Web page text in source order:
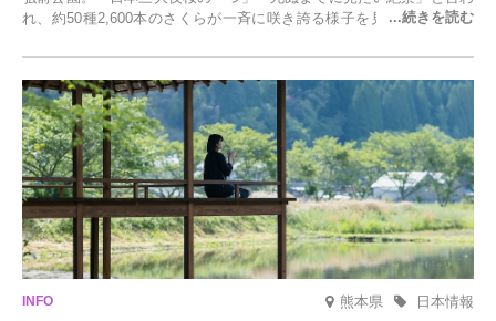
れ、約50種2,600本のさくらが一斉に咲き誇る様子を見に、世界中か
日(月)～2026年2月28日(土)の期間、「冬に咲くさくらライトアップ」
を開催します。
熊本県 日本情報